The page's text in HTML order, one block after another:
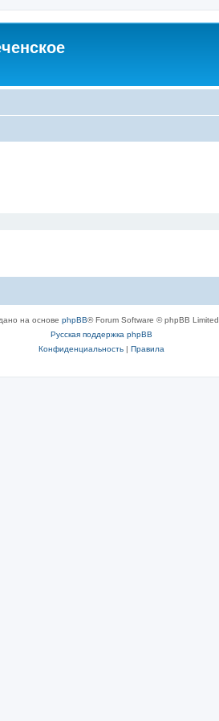
на основе phpBB® Forum Software © phpBB Limited
Русская поддержка phpBB
Конфиденциальность| Правила